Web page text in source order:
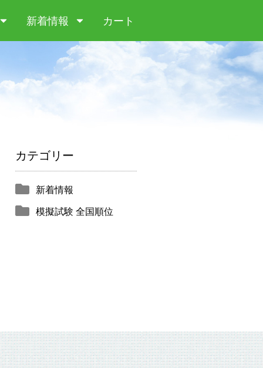
新着情報 カート
カテゴリー
新着情報
模擬試験 全国順位